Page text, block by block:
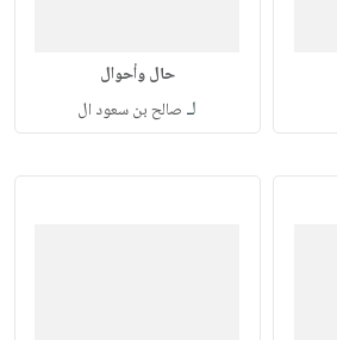
حال وأحوال
لـ صالح بن سعود ال